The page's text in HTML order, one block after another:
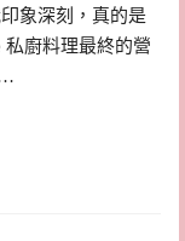
象深刻，真的是
私廚料理最終的營
…